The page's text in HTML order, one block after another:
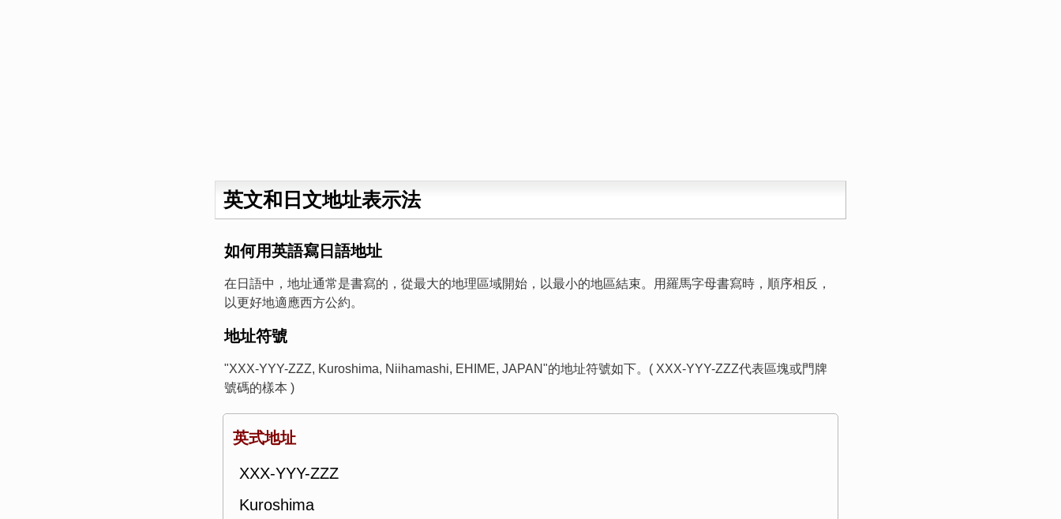
英文和日文地址表示法
如何用英語寫日語地址
在日語中，地址通常是書寫的，從最大的地理區域開始，以最小的地區結束。用羅馬字母書寫時，順序相反，
以更好地適應西方公約。
地址符號
"XXX-YYY-ZZZ, Kuroshima, Niihamashi, EHIME, JAPAN"的地址符號如下。( XXX-YYY-ZZZ代表區塊或門牌
號碼的樣本 )
英式地址
XXX-YYY-ZZZ
Kuroshima